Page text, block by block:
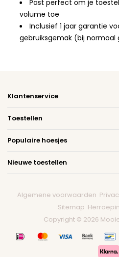
Past perfect om je
volume toe
Inclusief 1 jaar garantie
gebruiksgemak (bij normaal
Klantenservice
Toestellen
Populaire hoesjes
Nieuwe toestellen
Algemene voorwaarden
Sitemap
Copyright © 2026